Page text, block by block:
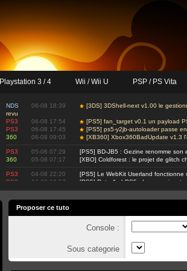
Playstation 3 / 4 Wii / Wii U PSP / PS Vita
NDS 06-08 18:39
[3DS] 3DShell-next v1.00 le
revu
PS3
06-08 17:54
[PS5] fan_target v0.1 un payload
PS3
06-08 17:45
[PS5] ps5-y2jb-autoloader passe
360
06-08 09:03 [XB360] Xbox360BadUpdate v1.3
PS3 05-08 07:29
[PS5] BD-JB5 : Gezine renomme
360
05-08 07:17 [XBO] Coldforest : le projet de glitch
PS3 04-08 22:20
[PS5] Le WebKit Userland fonctionne
PS3
04-08 19:57 [PS5] RetroArchPS5 : Les premiers
Proposer ce tuto
Console :
Sous categorie